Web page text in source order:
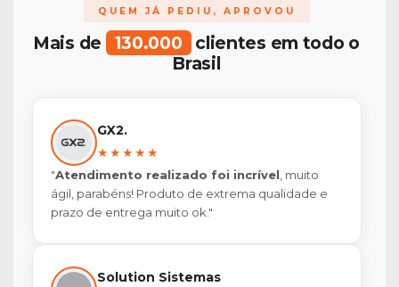
QUEM JÁ PEDIU, APROVOU
Mais de 130.000
clientes em todo o
Brasil
GX2.
★★★★★
"Atendimento realizado foi incrível , muito
ágil, parabéns! Produto de extrema qualidade e
prazo de entrega muito ok."
Solution Sistemas